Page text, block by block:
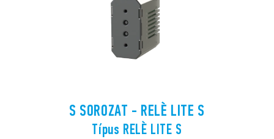
S SOROZAT - RELÈ LITE S
Típus RELÈ LITE S